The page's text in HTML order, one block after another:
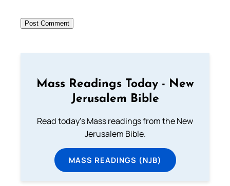
Mass Readings Today - New
Jerusalem Bible
Read today's Mass readings from the New
Jerusalem Bible.
MASS READINGS (NJB)